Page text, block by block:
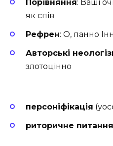
Порівняння: Ваші
як спів
Рефрен: О, панно
Авторські
злотоцінно
персоніфікація
риторичне